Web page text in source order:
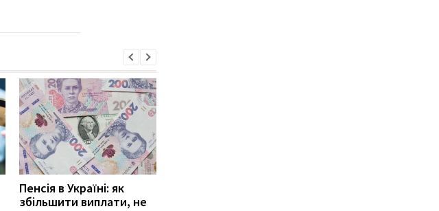
Пенсія в Україні: як
збільшити виплати, не